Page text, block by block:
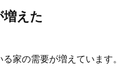
えた
家の需要が増えています。